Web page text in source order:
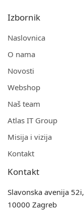
Izbornik
Naslovnica
O nama
Novosti
Webshop
Naš team
Atlas IT Group
Misija i vizija
Kontakt
Kontakt
Slavonska avenija 52i,
10000 Zagreb